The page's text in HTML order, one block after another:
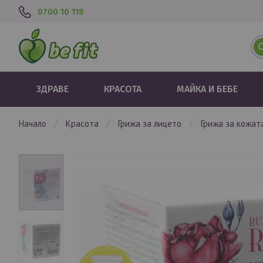
0700 10 118
ЗДРАВЕ КРАСОТА МАЙКА И БЕБЕ
начало красота грижа за лицето грижа за
изображенията